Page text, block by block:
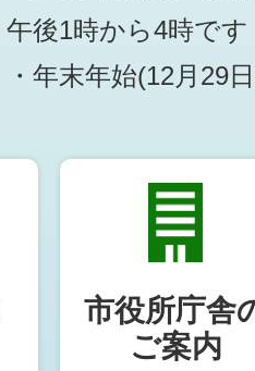
午後1時から4時です
・年末年始(12月29
市役所庁舎
ご案内